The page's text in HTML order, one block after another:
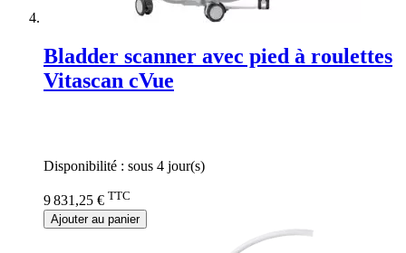
Bladder scanner avec pied à roulettes
Vitascan cVue
Disponibilité : sous 4 jour(s)
9 831,25 € TTC
Ajouter au panier